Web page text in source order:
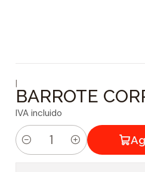
|
BARROTE
IVA incluido
C